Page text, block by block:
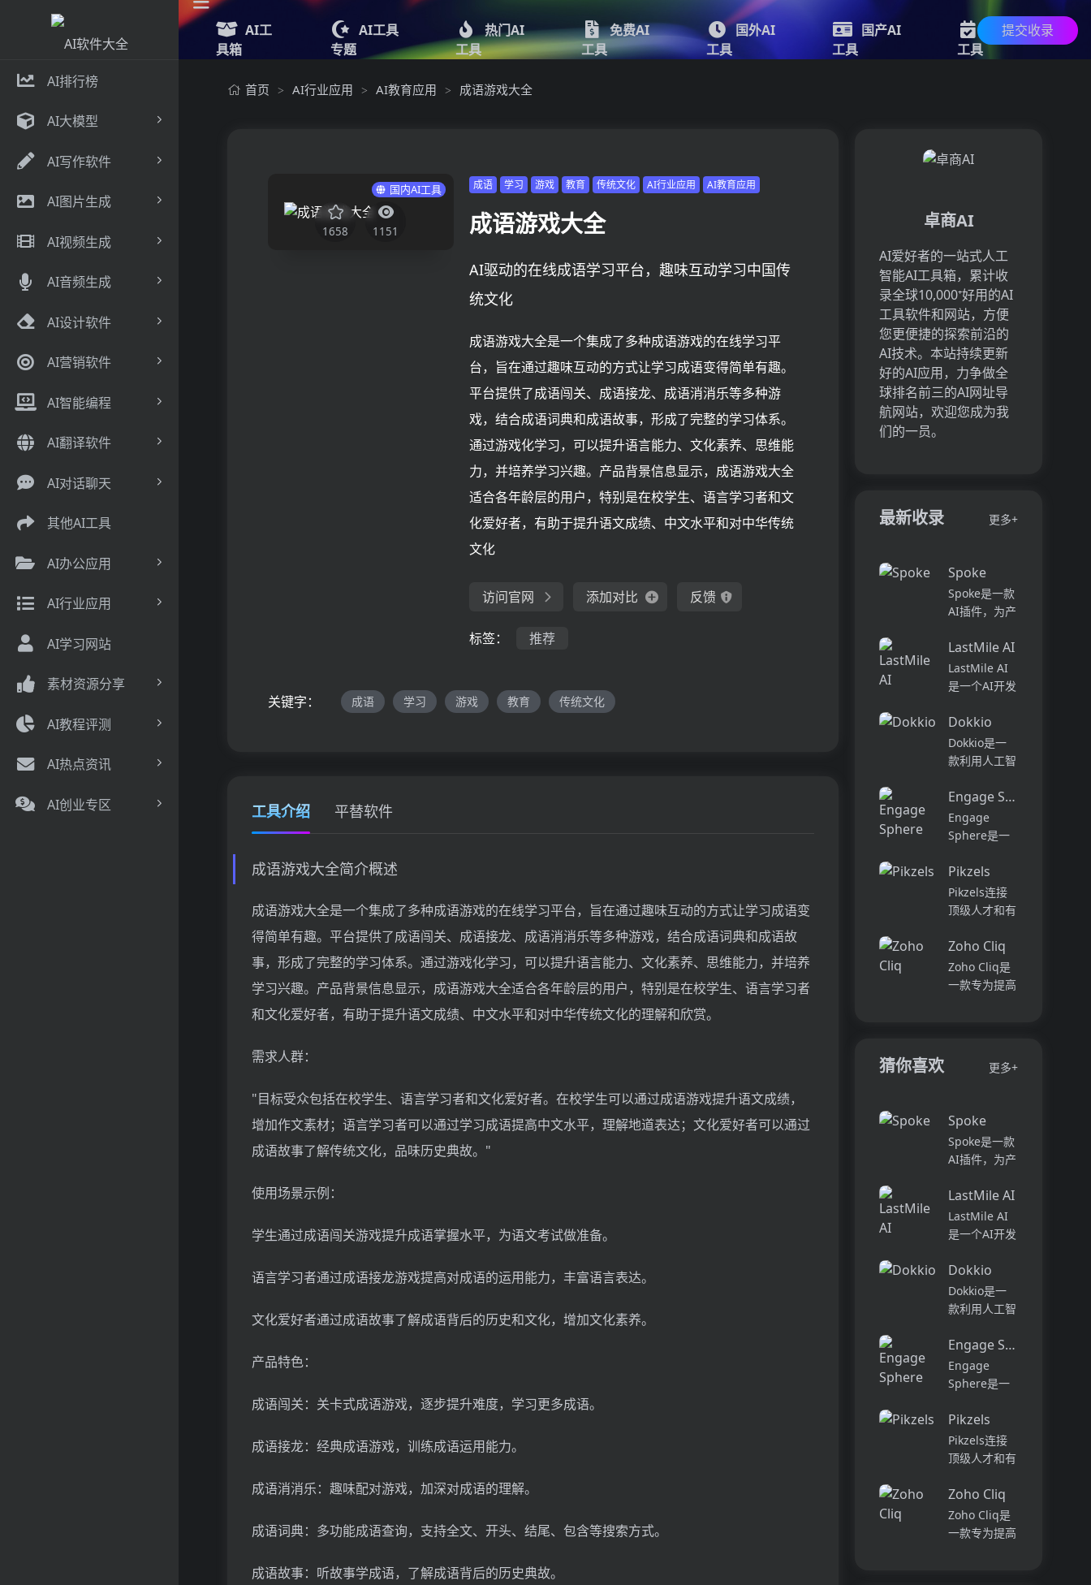
AI排行榜
AI大模型
AI写作软件
AI图片生成
AI视频生成
AI音频生成
AI设计软件
AI营销软件
AI智能编程
AI翻译软件
AI对话聊天
其他AI工具
AI办公应用
AI行业应用
AI学习网站
素材资源分享
AI教程评测
AI热点资讯
AI创业专区
AI工
具箱
AI工具
专题
热门AI
工具
免费AI
工具
国外AI
工具
国产AI
工具
新的AI
工具
提交收录
首页 > AI行业应用 > AI教育应用 > 成语游戏大全
国内AI工具
1658 1151
成语 学习 游戏 教育 传统文化 AI行业应用 AI教育应用
成语游戏大全
AI驱动的在线成语学习平台，趣味互动学习中国传
统文化
成语游戏大全是一个集成了多种成语游戏的在线学习平
台，旨在通过趣味互动的方式让学习成语变得简单有趣。
平台提供了成语闯关、成语接龙、成语消消乐等多种游
戏，结合成语词典和成语故事，形成了完整的学习体系。
通过游戏化学习，可以提升语言能力、文化素养、思维能
力，并培养学习兴趣。产品背景信息显示，成语游戏大全
适合各年龄层的用户，特别是在校学生、语言学习者和文
化爱好者，有助于提升语文成绩、中文水平和对中华传统
文化
访问官网 添加对比 反馈
标签： 推荐
关键字： 成语 学习 游戏 教育 传统文化
工具介绍 平替软件
成语游戏大全简介概述
成语游戏大全是一个集成了多种成语游戏的在线学习平台，旨在通过趣味互动的方式让学习成语变
得简单有趣。平台提供了成语闯关、成语接龙、成语消消乐等多种游戏，结合成语词典和成语故
事，形成了完整的学习体系。通过游戏化学习，可以提升语言能力、文化素养、思维能力，并培养
学习兴趣。产品背景信息显示，成语游戏大全适合各年龄层的用户，特别是在校学生、语言学习者
和文化爱好者，有助于提升语文成绩、中文水平和对中华传统文化的理解和欣赏。
需求人群：
"目标受众包括在校学生、语言学习者和文化爱好者。在校学生可以通过成语游戏提升语文成绩，
增加作文素材；语言学习者可以通过学习成语提高中文水平，理解地道表达；文化爱好者可以通过
成语故事了解传统文化，品味历史典故。"
使用场景示例：
学生通过成语闯关游戏提升成语掌握水平，为语文考试做准备。
语言学习者通过成语接龙游戏提高对成语的运用能力，丰富语言表达。
文化爱好者通过成语故事了解成语背后的历史和文化，增加文化素养。
产品特色：
成语闯关：关卡式成语游戏，逐步提升难度，学习更多成语。
成语接龙：经典成语游戏，训练成语运用能力。
成语消消乐：趣味配对游戏，加深对成语的理解。
成语词典：多功能成语查询，支持全文、开头、结尾、包含等搜索方式。
成语故事：听故事学成语，了解成语背后的历史典故。
卓商AI
AI爱好者的一站式人工
智能AI工具箱，累计收
录全球10,000⁺好用的AI
工具软件和网站，方便
您更便捷的探索前沿的
AI技术。本站持续更新
好的AI应用，力争做全
球排名前三的AI网址导
航网站，欢迎您成为我
们的一员。
最新收录 更多+
Spoke
Spoke是一款
AI插件，为产
大的、注重隐
私的AI功能，
能够在几秒钟
上下文信息。
它可以帮助全
球快速增长的
团队节省时
间，创造上
下...
LastMile AI
LastMile AI
是一个AI开发
程师而设计，
可以用于原型
开发和生成式
产。它提供了
一站式的多模
态AI模型访
问，包括语言
模型（...
Dokkio
Dokkio是一
款利用人工智
文件协作的工
具。它能帮助
用户管理多个
档和文件、整
理研究材料、
组织内容库，
并将所有文件
和内容集中在
Engage Sphere AI
Engage
Sphere是一
工参与度分析
平台。它可以
深入分析公司
队和岗位的参
与度,帮助管
理者明确团队
互动症结所
Pikzels
Pikzels连接
顶级人才和有
我们促进协
作，释放创意
卓越。加入我
量，释放你的
Zoho Cliq
Zoho Cliq是
一款专为提高
团队成员、对
方,实现无缝
连接。主要功
能包括:组
猜你喜欢 更多+
Spoke
Spoke是一款
AI插件，为产
大的、注重隐
私的AI功能，
能够在几秒钟
上下文信息。
它可以帮助全
球快速增长的
团队节省时
间，创造上
下...
LastMile AI
LastMile AI
是一个AI开发
程师而设计，
可以用于原型
开发和生成式
产。它提供了
一站式的多模
态AI模型访
问，包括语言
模型（...
Dokkio
Dokkio是一
款利用人工智
文件协作的工
具。它能帮助
用户管理多个
档和文件、整
理研究材料、
组织内容库，
并将所有文件
和内容集中在
Engage Sphere AI
Engage
Sphere是一
工参与度分析
平台。它可以
深入分析公司
队和岗位的参
与度,帮助管
理者明确团队
互动症结所
Pikzels
Pikzels连接
顶级人才和有
我们促进协
作，释放创意
卓越。加入我
Zoho Cliq
Zoho Cliq是
一款专为提高